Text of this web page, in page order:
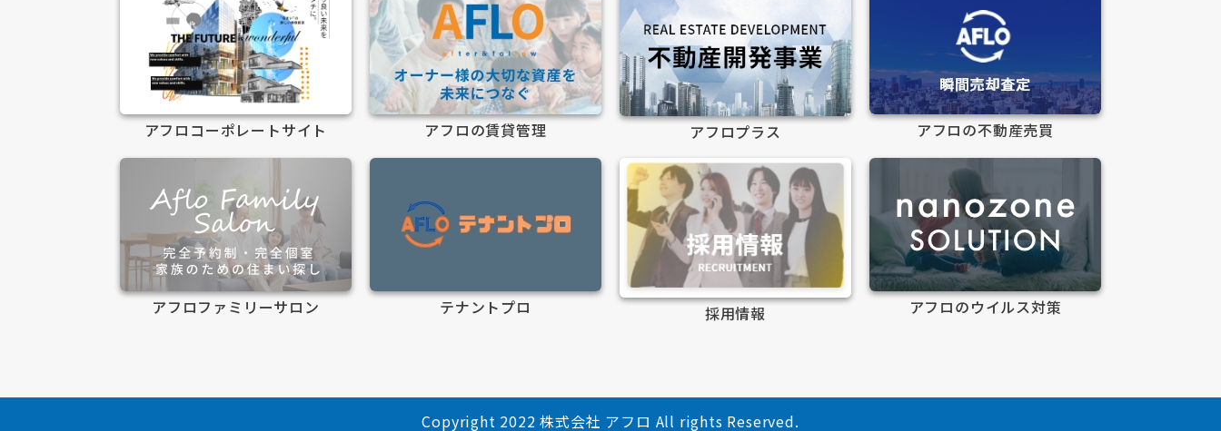
アフロコーポレートサイト アフロの賃貸管理 アフロプラス アフロの不動産売買
アフロファミリーサロン テナントプロ 採用情報 アフロのウイルス対策
Copyright 2022 株式会社 アフロ All rights Reserved.